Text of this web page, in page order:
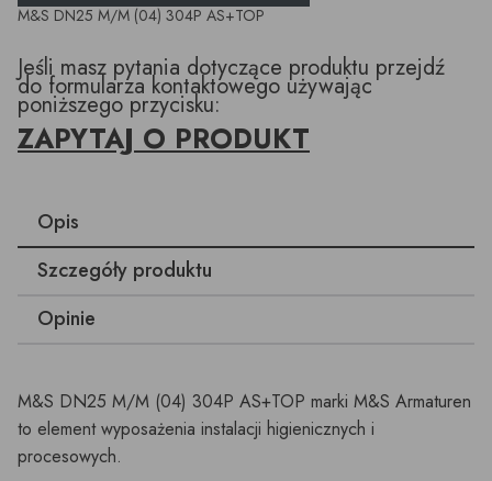
M&S DN25 M/M (04) 304P AS+TOP
Jeśli masz pytania dotyczące produktu przejdź
do formularza kontaktowego używając
poniższego przycisku:
ZAPYTAJ O PRODUKT
Opis
Szczegóły produktu
Opinie
M&S DN25 M/M (04) 304P AS+TOP marki M&S Armaturen
to element wyposażenia instalacji higienicznych i
procesowych.